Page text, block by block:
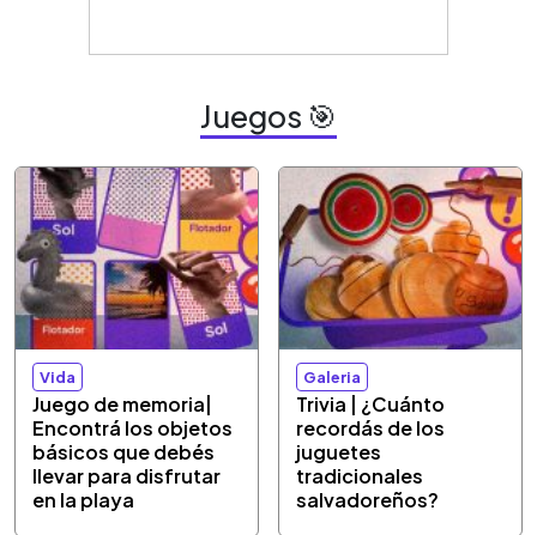
Juegos 🎯
Vida
Juego de memoria|
Encontrá los objetos
básicos que debés
llevar para disfrutar
en la playa
Galeria
Trivia | ¿Cuánto
recordás de los
juguetes
tradicionales
salvadoreños?